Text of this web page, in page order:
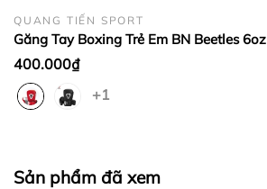
QUANG TIẾN SPORT
Găng Tay Boxing Trẻ Em BN Beetles 6oz
400.000₫
+1
Sản phẩm đã xem